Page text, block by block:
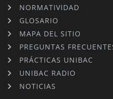
NORMATIVIDAD
GLOSARIO
MAPA DEL SITIO
PREGUNTAS
PRÁCTICAS UNIBAC
UNIBAC RADIO
NOTICIAS